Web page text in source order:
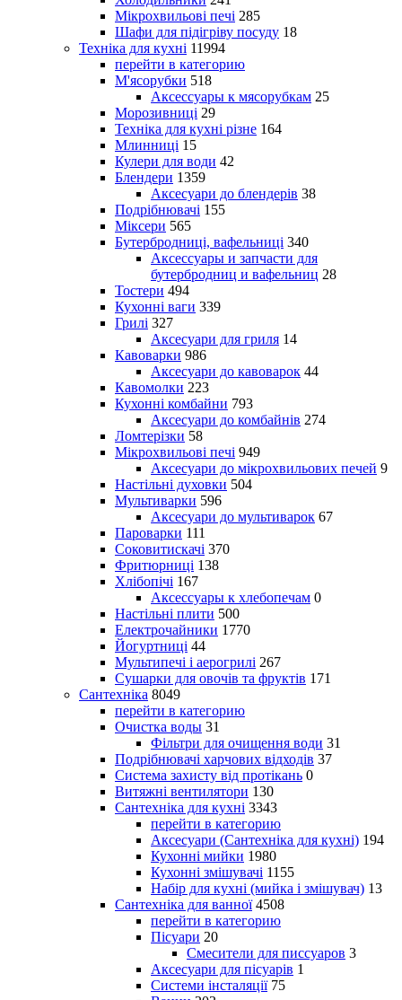
Мікрохвильові печі 285
Шафи для підігріву посуду 18
Техніка для кухні 11994
перейти в категорию
М'ясорубки 518
Аксессуары к мясорубкам 25
Морозивниці 29
Техніка для кухні різне 164
Млинниці 15
Кулери для води 42
Блендери 1359
Аксесуари до блендерів 38
Подрібнювачі 155
Міксери 565
Бутербродниці, вафельниці 340
Аксессуары и запчасти для
бутербродниц и вафельниц 28
Тостери 494
Кухонні ваги 339
Грилі 327
Аксесуари для гриля 14
Кавоварки 986
Аксесуари до кавоварок 44
Кавомолки 223
Кухонні комбайни 793
Аксесуари до комбайнів 274
Ломтерізки 58
Мікрохвильові печі 949
Аксесуари до мікрохвильових печей 9
Настільні духовки 504
Мультиварки 596
Аксесуари до мультиварок 67
Пароварки 111
Соковитискачі 370
Фритюрниці 138
Хлібопічі 167
Аксессуары к хлебопечам 0
Настільні плити 500
Електрочайники 1770
Йогуртниці 44
Мультипечі і аерогрилі 267
Сушарки для овочів та фруктів 171
Сантехніка 8049
перейти в категорию
Очистка воды 31
Фільтри для очищення води 31
Подрібнювачі харчових відходів 37
Система захисту від протікань 0
Витяжні вентилятори 130
Сантехніка для кухні 3343
перейти в категорию
Аксесуари (Сантехніка для кухні) 194
Кухонні мийки 1980
Кухонні змішувачі 1155
Набір для кухні (мийка і змішувач) 13
Сантехніка для ванної 4508
перейти в категорию
Пісуари 20
Смесители для писсуаров 3
Аксесуари для пісуарів 1
Системи інсталяції 75